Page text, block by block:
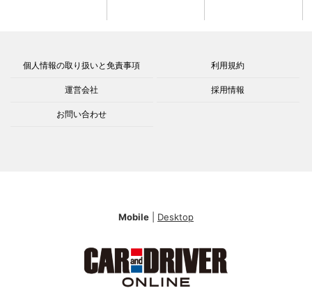
個人情報の取り扱いと免責事項 利用規約
運営会社 採用情報
お問い合わせ
Mobile Desktop